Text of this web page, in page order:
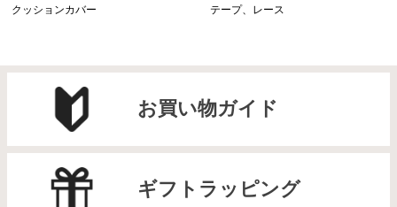
クッションカバー テープ、レース
お買い物ガイド
ギフトラッピング